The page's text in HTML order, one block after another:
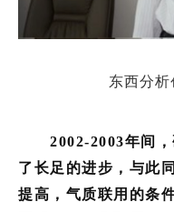
东西分
2002-2003年间
了长足的进步，与此
提高，气质联用的条